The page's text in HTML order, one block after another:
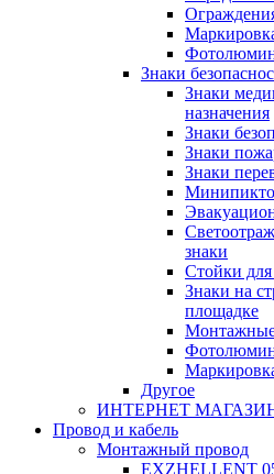
Знаки
Знаки
назначения
Знаки
Знаки
Знаки
знаки
Стойки
Знаки на
площадке
Другое
ИНТЕРНЕТ
Провод и кабель
Монтажный провод
EXZHELLENT